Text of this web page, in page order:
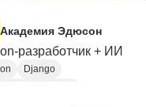
Академия Эдюсон
разработчик + ИИ
Django